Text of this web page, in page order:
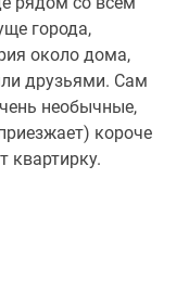
города,
около дома,
друзьями. Сам
необычные,
короче
квартирку.